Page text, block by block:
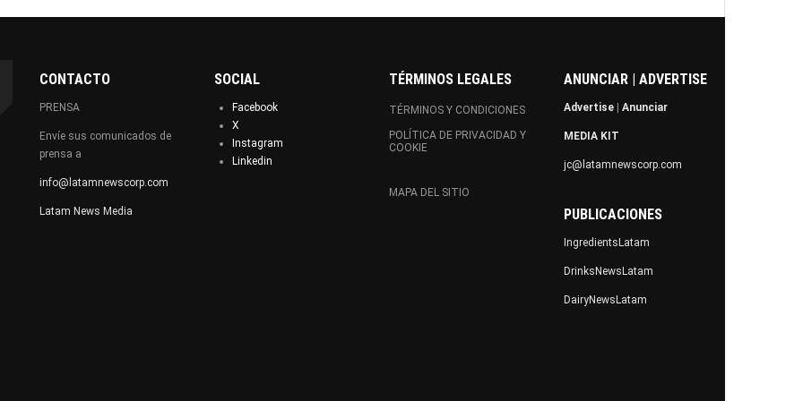
CONTACTO
PRENSA
Envíe sus comunicados de
prensa a
info@latamnewscorp.com
Latam News Media
SOCIAL
Facebook
X
Instagram
Linkedin
TÉRMINOS LEGALES
TÉRMINOS Y CONDICIONES
POLÍTICA DE PRIVACIDAD Y
COOKIE
MAPA DEL SITIO
ANUNCIAR | ADVERTISE
Advertise | Anunciar
MEDIA KIT
jc@latamnewscorp.com
PUBLICACIONES
IngredientsLatam
DrinksNewsLatam
DairyNewsLatam